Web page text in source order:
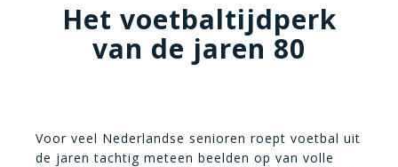
Het voetbaltijdperk
van de jaren 80
Voor veel Nederlandse senioren roept voetbal uit
de jaren tachtig meteen beelden op van volle